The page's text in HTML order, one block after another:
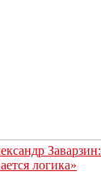
логика»